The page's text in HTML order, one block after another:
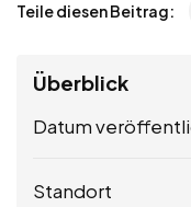
Teile diesen Beitrag:
Überblick
Datum
Standort